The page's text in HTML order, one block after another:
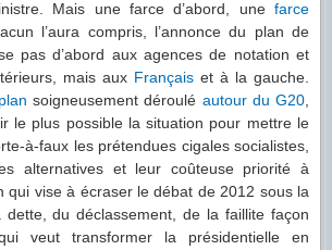
Mais une farce d’abord, une farce
l’aura compris, l’annonce du plan de
pas d’abord aux agences de notation et
mais aux Français et à la gauche.
plan soigneusement déroulé autour du G20
le plus possible la situation pour mettre le
à-faux les prétendues cigales socialistes,
alternatives et leur coûteuse priorité à
qui vise à écraser le débat de 2012 sous la
du déclassement, de la faillite façon
veut transformer la présidentielle en